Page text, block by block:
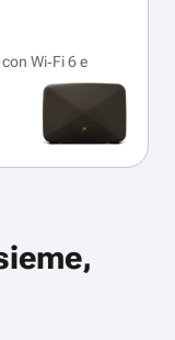
Wi‑Fi 6 e